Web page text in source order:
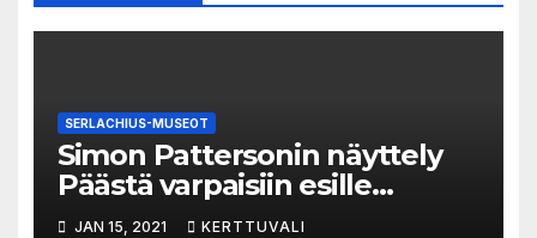
SERLACHIUS-MUSEOT
Simon Pattersonin näyttely
Päästä varpaisiin esille
Serlachius-museoihin
JAN 15, 2021 KERTTUVALI